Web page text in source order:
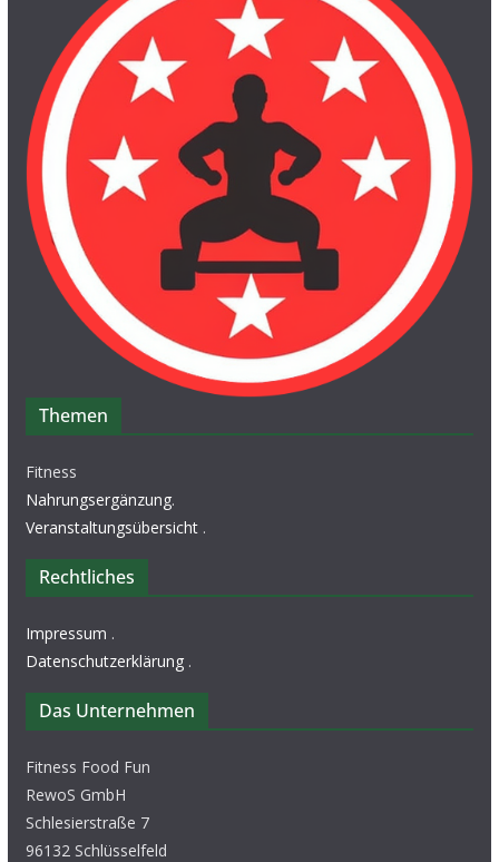
Themen
Fitness
Nahrungsergänzung.
Veranstaltungsübersicht.
Rechtliches
Impressum .
Datenschutzerklärung.
Das Unternehmen
Fitness Food Fun
RewoS GmbH
Schlesierstraße 7
96132 Schlüsselfeld